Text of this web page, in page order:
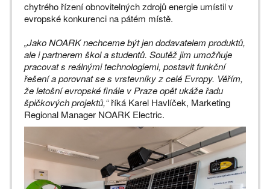
chytrého řízení obnovitelných zdrojů energie umístil v
evropské konkurenci na pátém místě.
„Jako NOARK nechceme být jen dodavatelem produktů,
ale i partnerem škol a studentů. Soutěž jim umožňuje
pracovat s reálnými technologiemi, postavit funkční
řešení a porovnat se s vrstevníky z celé Evropy. Věřím,
že letošní evropské finále v Praze opět ukáže řadu
špičkových projektů,“říká Karel Havlíček, Marketing
Regional Manager NOARK Electric.